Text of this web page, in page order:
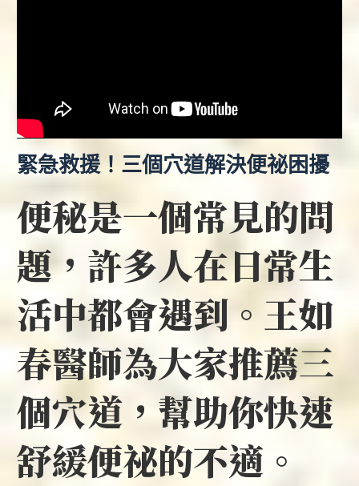
緊急救援！三個穴道解決便祕困擾
便秘是一個常見的問
題，許多人在日常生
活中都會遇到。王如
春醫師為大家推薦三
個穴道，幫助你快速
舒緩便祕的不適。